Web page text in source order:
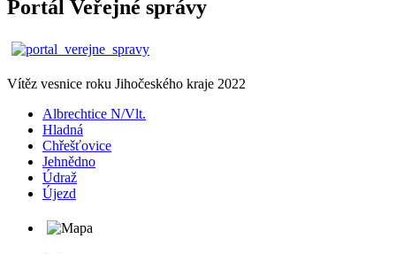
Portál Veřejné správy
Vítěz vesnice roku Jihočeského kraje 2022
Albrechtice N/Vlt.
Hladná
Chřešťovice
Jehnědno
Údraž
Újezd